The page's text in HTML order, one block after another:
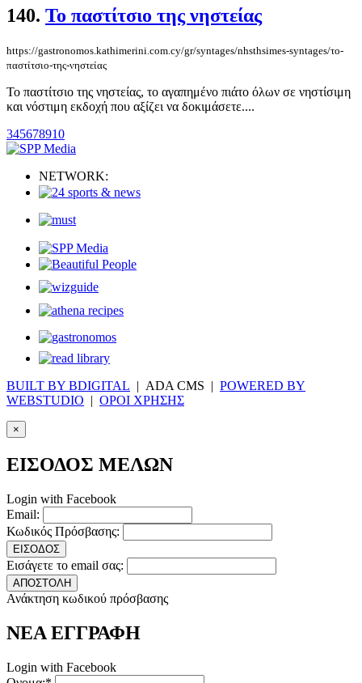
140. Το παστίτσιο της νηστείας
https://gastronomos.kathimerini.com.cy/gr/syntages/nhsthsimes-syntages/το-
παστίτσιο-της-νηστείας
Το παστίτσιο της νηστείας, το αγαπημένο πιάτο όλων σε νηστίσιμη
και νόστιμη εκδοχή που αξίζει να δοκιμάσετε....
345678910
NETWORK:
BUILT BY BDIGITAL | ADA CMS | POWERED BY
WEBSTUDIO | ΟΡΟΙ ΧΡΗΣΗΣ
×
ΕΙΣΟΔΟΣ ΜΕΛΩΝ
Login with Facebook
Email:
Κωδικός Πρόσβασης:
ΕΙΣΟΔΟΣ
Εισάγετε το email σας:
ΑΠΟΣΤΟΛΗ
Ανάκτηση κωδικού πρόσβασης
ΝΕΑ ΕΓΓΡΑΦΗ
Login with Facebook